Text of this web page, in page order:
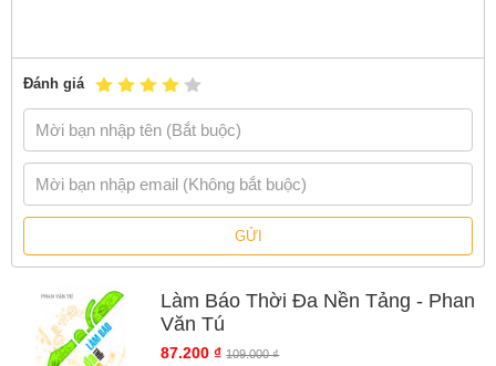
Đánh giá
GỬI
Làm Báo Thời Đa Nền Tảng - Phan
Văn Tú
87.200 ₫ 109.000 ₫